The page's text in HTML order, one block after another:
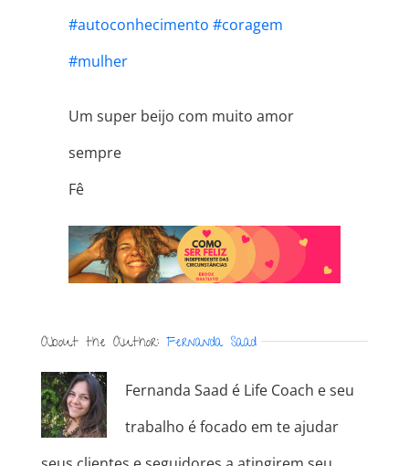
#autoconhecimento #coragem
#mulher
Um super beijo com muito amor
sempre
Fê
About the Author: Fernanda Saad
Fernanda Saad é Life Coach e seu
trabalho é focado em te ajudar